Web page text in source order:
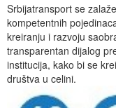
Srbijatransport se
kompetentnih
kreiranju i razvoju
transparentan dijalog
institucija, kako bi se
društva u celini.